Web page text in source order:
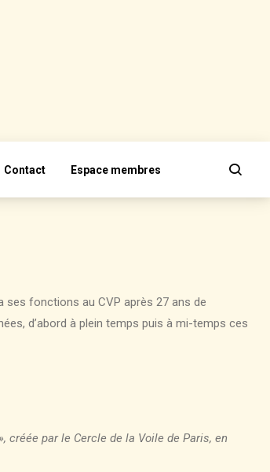
Contact Espace membres
ses fonctions au CVP après 27 ans de
d’abord à plein temps puis à mi-temps ces
créée par le Cercle de la Voile de Paris, en